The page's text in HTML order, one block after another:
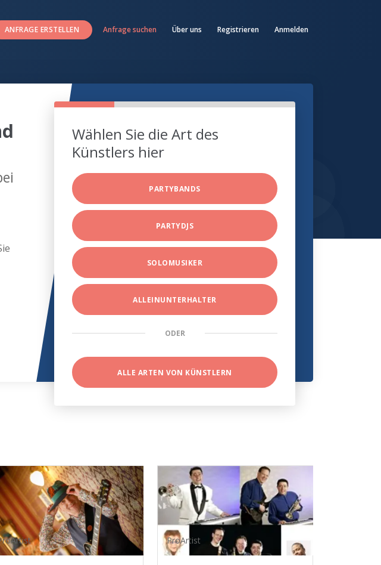
ANFRAGE ERSTELLEN Anfrage suchen Über uns Registrieren Anmelden
Wählen Sie die Art des
Künstlers hier
PARTYBANDS
PARTYDJS
SOLOMUSIKER
ALLEINUNTERHALTER
ODER
ALLE ARTEN VON KÜNSTLERN
ProArtist